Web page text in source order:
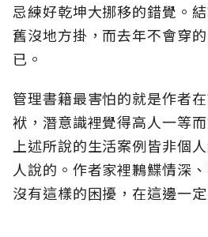
忌練好乾坤大挪移的錯覺。
舊沒地方掛，而去年不會穿
已。
管理書籍最害怕的就是作者
袱，潛意識裡覺得高人一等
上述所說的生活案例皆非個
人說的。作者家裡鶼鰈情深
沒有這樣的困擾，在這邊一